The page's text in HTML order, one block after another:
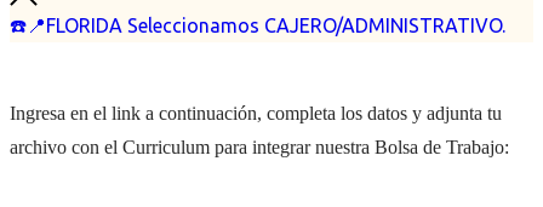
☎️📍FLORIDA Seleccionamos CAJERO/ADMINISTRATIVO.
Ingresa en el link a continuación, completa los datos y adjunta tu
archivo con el Curriculum para integrar nuestra Bolsa de Trabajo: